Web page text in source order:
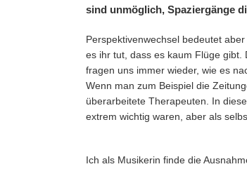
sind unmöglich, Spaziergänge
Perspektivenwechsel bedeutet
es ihr tut, dass es kaum Flüge
fragen uns immer wieder, wie es
Wenn man zum Beispiel die
überarbeitete Therapeuten. In
extrem wichtig waren, aber als
Ich als Musikerin finde die